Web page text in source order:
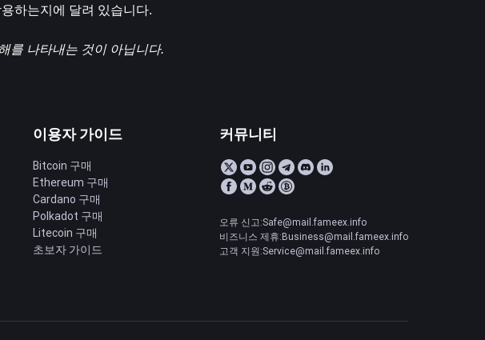
하는지에 달려 있습니다.
를 나타내는 것이 아닙니다.
이용자 가이드
Bitcoin 구매
Ethereum 구매
Cardano 구매
Polkadot 구매
Litecoin 구매
초보자 가이드
커뮤니티
오류 신고:Safe@mail.fameex.info
비즈니스 제휴:Business@mail.fameex.info
고객 지원:Service@mail.fameex.info